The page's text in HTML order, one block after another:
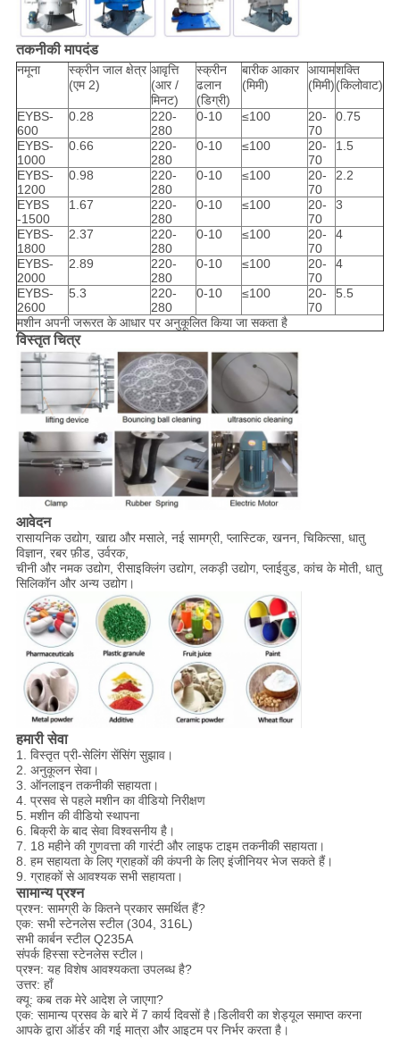
तकनीकी मापदंड
नमूना
स्क्रीन जाल क्षेत्र
(एम 2)
आवृत्ति
(आर /
मिनट)
स्क्रीन
ढलान
(डिग्री)
बारीक आकार
(मिमी)
आयाम
(मिमी)
शक्ति
(किलोवाट)
EYBS-
600
0.28
220-
280
0-10 ≤100
20-
70
0.75
EYBS-
1000
0.66
220-
280
0-10 ≤100
20-
70
1.5
EYBS-
1200
0.98
220-
280
0-10 ≤100
20-
70
2.2
EYBS
-1500
1.67
220-
280
0-10 ≤100
20-
70
3
EYBS-
1800
2.37
220-
280
0-10 ≤100
20-
70
4
EYBS-
2000
2.89
220-
280
0-10 ≤100
20-
70
4
EYBS-
2600
5.3
220-
280
0-10 ≤100
20-
70
5.5
मशीन अपनी जरूरत के आधार पर अनुकूलित किया जा सकता है
विस्तृत चित्र
आवेदन
रासायनिक उद्योग, खाद्य और मसाले, नई सामग्री, प्लास्टिक, खनन, चिकित्सा, धातु
विज्ञान, रबर फ़ीड, उर्वरक,
चीनी और नमक उद्योग, रीसाइक्लिंग उद्योग, लकड़ी उद्योग, प्लाईवुड, कांच के मोती, धातु
सिलिकॉन और अन्य उद्योग।
हमारी सेवा
1. विस्तृत प्री-सेलिंग सेंसिंग सुझाव।
2. अनुकूलन सेवा।
3. ऑनलाइन तकनीकी सहायता।
4. प्रसव से पहले मशीन का वीडियो निरीक्षण
5. मशीन की वीडियो स्थापना
6. बिक्री के बाद सेवा विश्वसनीय है।
7. 18 महीने की गुणवत्ता की गारंटी और लाइफ टाइम तकनीकी सहायता।
8. हम सहायता के लिए ग्राहकों की कंपनी के लिए इंजीनियर भेज सकते हैं।
9. ग्राहकों से आवश्यक सभी सहायता।
सामान्य प्रश्न
प्रश्न: सामग्री के कितने प्रकार समर्थित हैं?
एक: सभी स्टेनलेस स्टील (304, 316L)
सभी कार्बन स्टील Q235A
संपर्क हिस्सा स्टेनलेस स्टील।
प्रश्न: यह विशेष आवश्यकता उपलब्ध है?
उत्तर: हाँ
क्यू: कब तक मेरे आदेश ले जाएगा?
एक: सामान्य प्रसव के बारे में 7 कार्य दिवसों है।डिलीवरी का शेड्यूल समाप्त करना
आपके द्वारा ऑर्डर की गई मात्रा और आइटम पर निर्भर करता है।